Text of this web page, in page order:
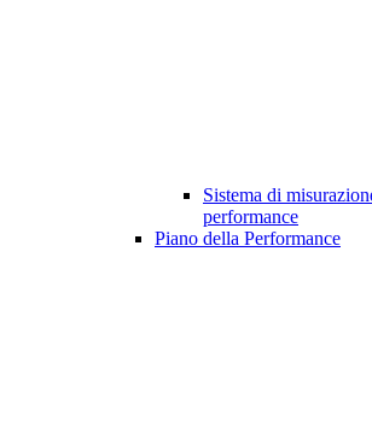
Sistema di
performance
Piano della Performance